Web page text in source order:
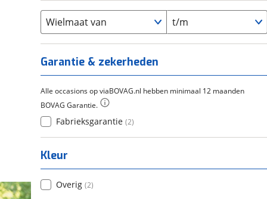
Overig ( 0)
Scandium
Staal (0 )
Tica
Wielmaat van t/m
Garantie & zekerheden
Alle occasions op viaBOVAG.nl hebben minimaal 12 maanden
BOVAG Garantie.
Fabrieksgarantie (2)
Kleur
Overig (2)